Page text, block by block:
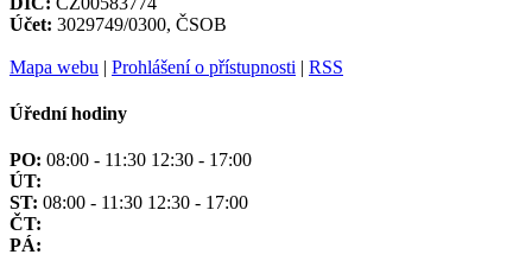
Účet: 3029749/0300, ČSOB
Mapa webu | Prohlášení o přístupnosti | RSS
Úřední hodiny
PO: 08:00 - 11:30 12:30 - 17:00
ÚT:
ST: 08:00 - 11:30 12:30 - 17:00
ČT:
PÁ: